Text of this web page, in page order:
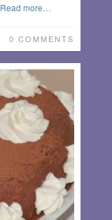
Read more…
0 COMMENTS